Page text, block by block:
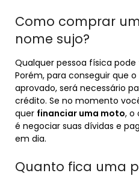
Como comprar
nome sujo?
Qualquer pessoa física pode
Porém, para conseguir que o
aprovado, será necessário
crédito. Se no momento
quer financiar uma moto, o
é negociar suas dívidas e
em dia.
Quanto fica uma